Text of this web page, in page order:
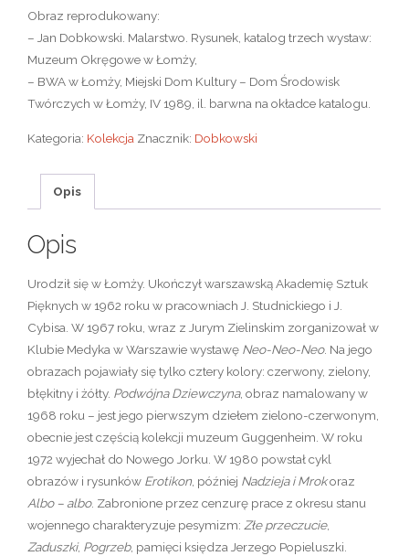
Obraz reprodukowany:
– Jan Dobkowski. Malarstwo. Rysunek, katalog trzech wystaw:
Muzeum Okręgowe w Łomży,
– BWA w Łomży, Miejski Dom Kultury – Dom Środowisk
Twórczych w Łomży, IV 1989, il. barwna na okładce katalogu.
Kategoria: Kolekcja Znacznik: Dobkowski
Opis
Opis
Urodził się w Łomży. Ukończył warszawską Akademię Sztuk
Pięknych w 1962 roku w pracowniach J. Studnickiego i J.
Cybisa. W 1967 roku, wraz z Jurym Zielinskim zorganizował w
Klubie Medyka w Warszawie wystawę Neo-Neo-Neo. Na jego
obrazach pojawiały się tylko cztery kolory: czerwony, zielony,
błękitny i żółty. Podwójna Dziewczyna, obraz namalowany w
1968 roku – jest jego pierwszym dziełem zielono-czerwonym,
obecnie jest częścią kolekcji muzeum Guggenheim. W roku
1972 wyjechał do Nowego Jorku. W 1980 powstał cykl
obrazów i rysunków Erotikon , później Nadzieja i Mrokoraz
Albo – albo. Zabronione przez cenzurę prace z okresu stanu
wojennego charakteryzuje pesymizm: Złe przeczucie,
Zaduszki, Pogrzeb, pamięci księdza Jerzego Popieluszki.